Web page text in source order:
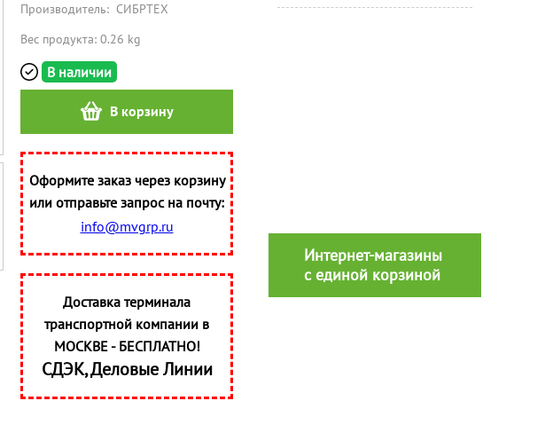
Производитель: СИБРТЕХ
Вес продукта: 0.26 kg
В наличии
В корзину
Оформите заказ через корзину
или отправьте запрос на почту:
info@mvgrp.ru
Доставка терминала
транспортной компании в
МОСКВЕ - БЕСПЛАТНО!
СДЭК, Деловые Линии
Интернет-магазины
с единой корзиной